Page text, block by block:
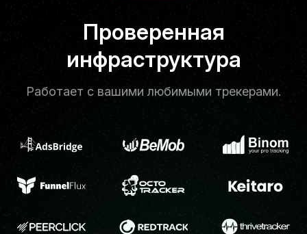
Проверенная
инфраструктура
Работает с вашими любимыми трекерами.